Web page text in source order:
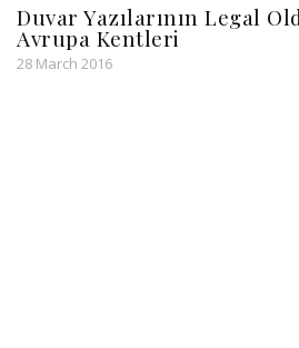
Duvar Yazılarının Legal
Avrupa Kentleri
28 March 2016